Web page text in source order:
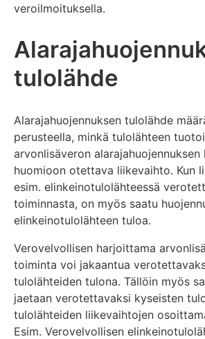
veroilmoituksella.
tulolähde
Alarajahuojennuksen tulolähde
perusteella, minkä tulolähteen
arvonlisäveron alarajahuojennuksen
huomioon otettava liikevaihto. Kun
esim. elinkeinotulolähteessä
toiminnasta, on myös saatu
elinkeinotulolähteen tuloa.
Verovelvollisen harjoittama
toiminta voi jakaantua
tulolähteiden tulona. Tällöin myös
jaetaan verotettavaksi kyseisten
tulolähteiden liikevaihtojen
Esim. Verovelvollisen